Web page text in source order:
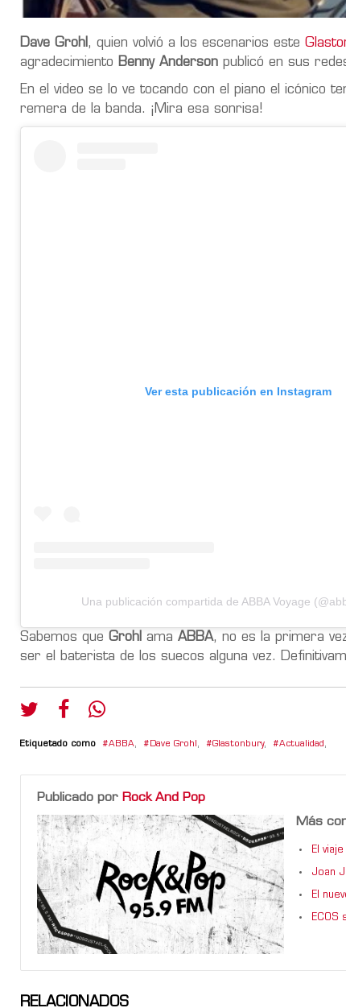
Dave Grohl , quien volvió a los escenarios este
agradecimiento Benny Anderson publicó en sus
En el video se lo ve tocando con el piano el icónico
remera de la banda. ¡Mira esa sonrisa!
Ver esta publicación en Instagram
Una publicación compartida de ABBA Voyage
Sabemos que Grohl ama ABBA, no es la primera
ser el baterista de los suecos alguna vez.
Etiquetado como ABBA, Dave Grohl, Glastonbury, Actualidad,
Publicado por Rock And Pop
Más
El
Joan
El
ECOS
RELACIONADOS